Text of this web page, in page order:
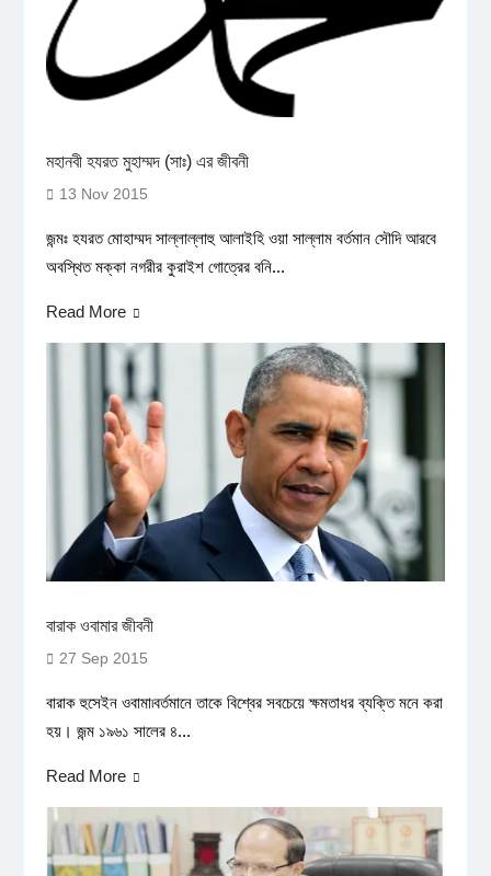
মহানবী হযরত মুহাম্মদ (সাঃ) এর জীবনী
13 Nov 2015
জন্মঃ হযরত মোহাম্মদ সাল্লাল্লাহু আলাইহি ওয়া সাল্লাম বর্তমান সৌদি আরবে
অবস্থিত মক্কা নগরীর কুরাইশ গোত্রের বনি...
Read More
বারাক ওবামার জীবনী
27 Sep 2015
বারাক হুসেইন ওবামা৷বর্তমানে তাকে বিশ্বের সবচেয়ে ক্ষমতাধর ব্যক্তি মনে করা
হয়। জন্ম ১৯৬১ সালের ৪...
Read More